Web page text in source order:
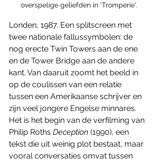
overspelige geliefden in 'Tromperie'.
Londen, 1987. Een splitscreen met
twee nationale fallussymbolen: de
nog erecte Twin Towers aan de ene
en de Tower Bridge aan de andere
kant. Van daaruit zoomt het beeld in
op de coulissen van een relatie
tussen een Amerikaanse schrijver en
zijn veel jongere Engelse minnares.
Het is het begin van de verfilming van
Philip Roths Deception (1990), een
tekst die uit weinig plot bestaat, maar
vooral conversaties omvat tussen